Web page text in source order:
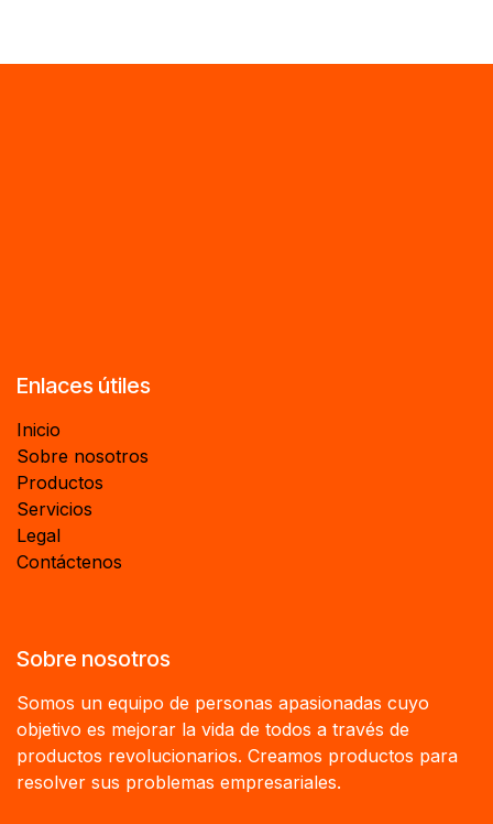
Enlaces útiles
Inicio
Sobre nosotros
Productos
Servicios
Legal
Contáctenos
Sobre nosotros
Somos un equipo de personas apasionadas cuyo
objetivo es mejorar la vida de todos a través de
productos revolucionarios. Creamos productos para
resolver sus problemas empresariales.